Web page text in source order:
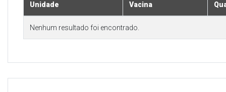
Unidade Vacina
Nenhum resultado foi encontrado.